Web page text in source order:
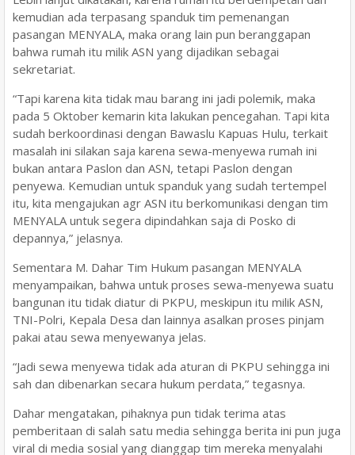
kemudian ada terpasang spanduk tim pemenangan
pasangan MENYALA, maka orang lain pun beranggapan
bahwa rumah itu milik ASN yang dijadikan sebagai
sekretariat.
“Tapi karena kita tidak mau barang ini jadi polemik, maka
pada 5 Oktober kemarin kita lakukan pencegahan. Tapi kita
sudah berkoordinasi dengan Bawaslu Kapuas Hulu, terkait
masalah ini silakan saja karena sewa-menyewa rumah ini
bukan antara Paslon dan ASN, tetapi Paslon dengan
penyewa. Kemudian untuk spanduk yang sudah tertempel
itu, kita mengajukan agr ASN itu berkomunikasi dengan tim
MENYALA untuk segera dipindahkan saja di Posko di
depannya,” jelasnya.
Sementara M. Dahar Tim Hukum pasangan MENYALA
menyampaikan, bahwa untuk proses sewa-menyewa suatu
bangunan itu tidak diatur di PKPU, meskipun itu milik ASN,
TNI-Polri, Kepala Desa dan lainnya asalkan proses pinjam
pakai atau sewa menyewanya jelas.
“Jadi sewa menyewa tidak ada aturan di PKPU sehingga ini
sah dan dibenarkan secara hukum perdata,” tegasnya.
Dahar mengatakan, pihaknya pun tidak terima atas
pemberitaan di salah satu media sehingga berita ini pun juga
viral di media sosial yang dianggap tim mereka menyalahi